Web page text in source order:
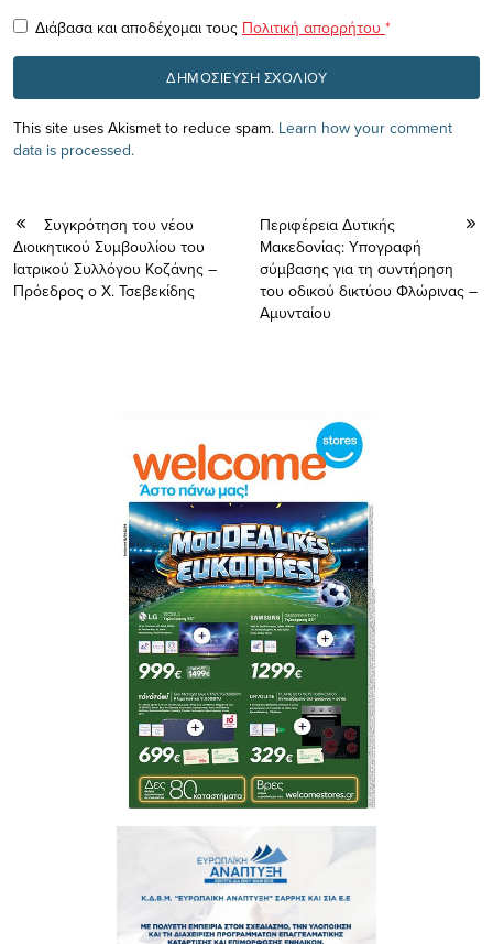
Διάβασα και αποδέχομαι τους Πολιτική απορρήτου *
This site uses Akismet to reduce spam. Learn how your comment
data is processed.
Συγκρότηση του νέου
Διοικητικού Συμβουλίου του
Ιατρικού Συλλόγου Κοζάνης –
Πρόεδρος ο Χ. Τσεβεκίδης
Περιφέρεια Δυτικής
Μακεδονίας: Υπογραφή
σύμβασης για τη συντήρηση
του οδικού δικτύου Φλώρινας –
Αμυνταίου